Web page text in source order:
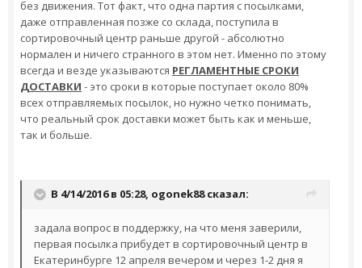
без движения. Тот факт, что одна партия с посылками,
даже отправленная позже со склада, поступила в
сортировочный центр раньше другой - абсолютно
нормален и ничего странного в этом нет. Именно по этому
всегда и везде указываются РЕГЛАМЕНТНЫЕ СРОКИ
ДОСТАВКИ - это сроки в которые поступает около 80%
всех отправляемых посылок, но нужно четко понимать,
что реальный срок доставки может быть как и меньше,
так и больше.
В 4/14/2016 в 05:28, ogonek88сказал:
задала вопрос в поддержку, на что меня заверили,
первая посылка прибудет в сортировочный центр в
Екатеринбурге 12 апреля вечером и через 1-2 дня я